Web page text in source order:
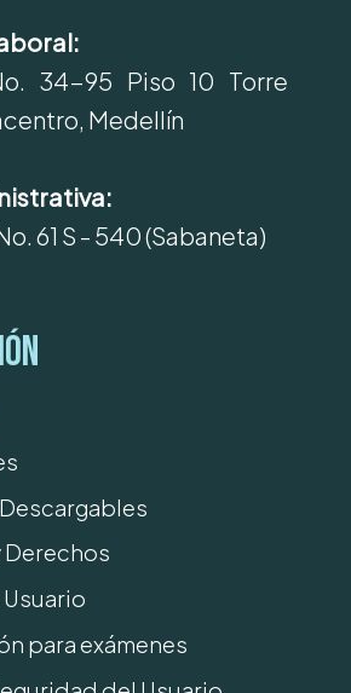
34-95 Piso 10 Torre
Medellín
61 S - 540 (Sabaneta)
Derechos
para exámenes